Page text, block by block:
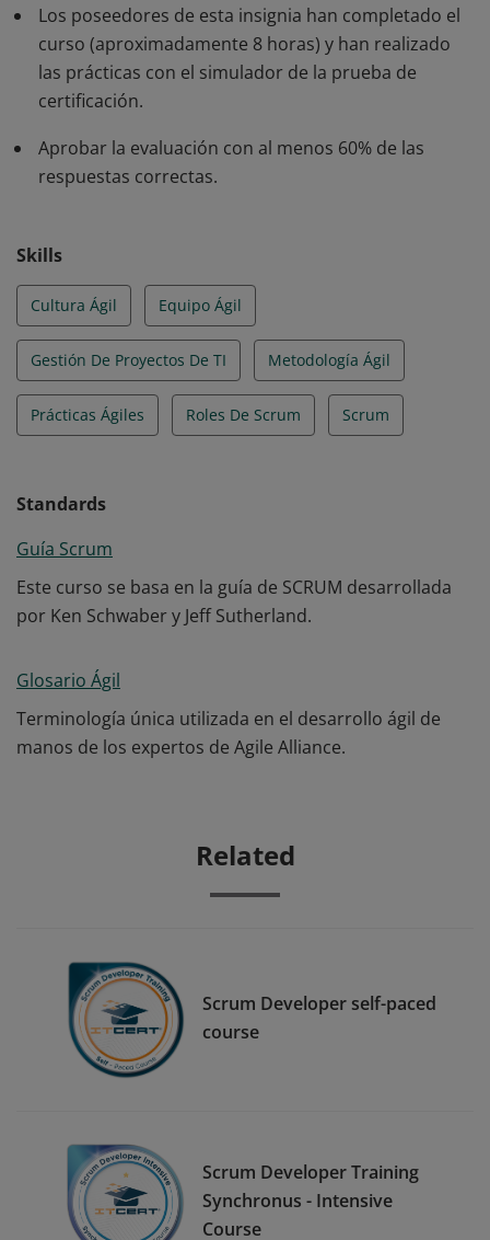
Resume los eventos Scrum. Emplea el monitoreo de
proyectos Scrum, Maneja los conceptos avanzados de
Scrum, Entiende el rol del Scrum Master.
Los poseedores de esta insignia han completado el
curso (aproximadamente 8 horas) y han realizado
las prácticas con el simulador de la prueba de
certificación.
Aprobar la evaluación con al menos 60% de las
respuestas correctas.
Skills
Cultura Ágil Equipo Ágil
Gestión De Proyectos De TI Metodología Ágil
Prácticas Ágiles Roles De Scrum Scrum
Standards
Guía Scrum
Este curso se basa en la guía de SCRUM desarrollada
por Ken Schwaber y Jeff Sutherland.
Glosario Ágil
Terminología única utilizada en el desarrollo ágil de
manos de los expertos de Agile Alliance.
Related
Scrum Developer self-paced
course
Scrum Developer Training
Synchronus - Intensive
Course